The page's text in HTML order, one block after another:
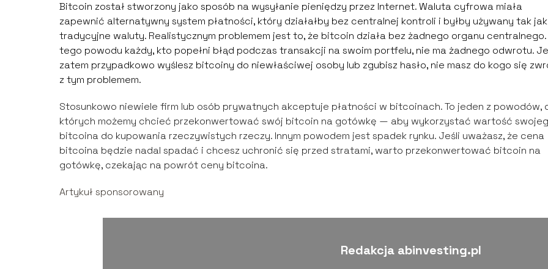
Bitcoin został stworzony jako sposób na wysyłanie pieniędzy przez Internet. Waluta cyfrowa miała
zapewnić alternatywny system płatności, który działałby bez centralnej kontroli i byłby używany tak jak
tradycyjne waluty. Realistycznym problemem jest to, że bitcoin działa bez żadnego organu centralnego.
tego powodu każdy, kto popełni błąd podczas transakcji na swoim portfelu, nie ma żadnego odwrotu.
zatem przypadkowo wyślesz bitcoiny do niewłaściwej osoby lub zgubisz hasło, nie masz do kogo się
z tym problemem.
Stosunkowo niewiele firm lub osób prywatnych akceptuje płatności w bitcoinach. To jeden z powodów,
których możemy chcieć przekonwertować swój bitcoin na gotówkę — aby wykorzystać wartość
bitcoina do kupowania rzeczywistych rzeczy. Innym powodem jest spadek rynku. Jeśli uważasz, że cena
bitcoina będzie nadal spadać i chcesz uchronić się przed stratami, warto przekonwertować bitcoin na
gotówkę, czekając na powrót ceny bitcoina.
Artykuł sponsorowany
Redakcja abinvesting.pl